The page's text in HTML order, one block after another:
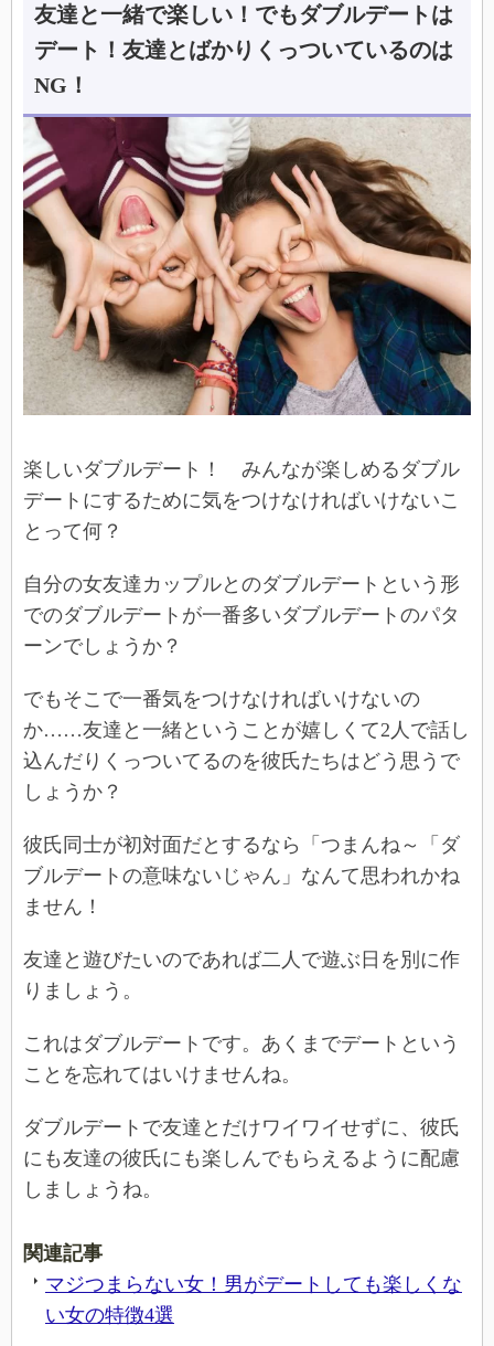
友達と一緒で楽しい！でもダブルデートは
デート！友達とばかりくっついているのは
NG！
楽しいダブルデート！ みんなが楽しめるダブル
デートにするために気をつけなければいけないこ
とって何？
自分の女友達カップルとのダブルデートという形
でのダブルデートが一番多いダブルデートのパタ
ーンでしょうか？
でもそこで一番気をつけなければいけないの
か……友達と一緒ということが嬉しくて2人で話し
込んだりくっついてるのを彼氏たちはどう思うで
しょうか？
彼氏同士が初対面だとするなら「つまんね～「ダ
ブルデートの意味ないじゃん」なんて思われかね
ません！
友達と遊びたいのであれば二人で遊ぶ日を別に作
りましょう。
これはダブルデートです。あくまでデートという
ことを忘れてはいけませんね。
ダブルデートで友達とだけワイワイせずに、彼氏
にも友達の彼氏にも楽しんでもらえるように配慮
しましょうね。
関連記事
マジつまらない女！男がデートしても楽しくな
い女の特徴4選